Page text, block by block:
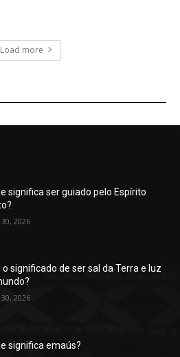
Load more
significa ser guiado pelo Espírito
2026
o significado de ser sal da Terra e luz
2026
significa emaús?